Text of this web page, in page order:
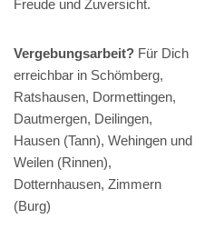
Freude und Zuversicht.
Vergebungsarbeit? Für Dich
erreichbar in Schömberg,
Ratshausen, Dormettingen,
Dautmergen, Deilingen,
Hausen (Tann), Wehingen und
Weilen (Rinnen),
Dotternhausen, Zimmern
(Burg)